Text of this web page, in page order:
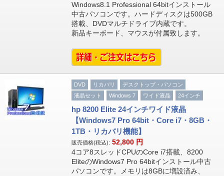
Windows8.1 Professional 64bitインストール
中古パソコンです。ハードディスクは500GB
搭載、DVDマルチドライブ内蔵です。
新品キーボード、マウスが付属致します。
DVD リカバリ
デスクトップ・パソコン
液晶セット
Windows 7 ワイド液晶 24インチ
hp 8200 Elite 24インチワイド液晶
【Windows7 Pro 64bit・Core i7・8GB・
1TB・リカバリ機能】
販売価格(税込): 52,800 円
4コア8スレッドCPUのCore i7搭載、8200
EliteのWindows7 Pro 64bitインストール中古
パソコンです。メモリは8GBに増設済み、